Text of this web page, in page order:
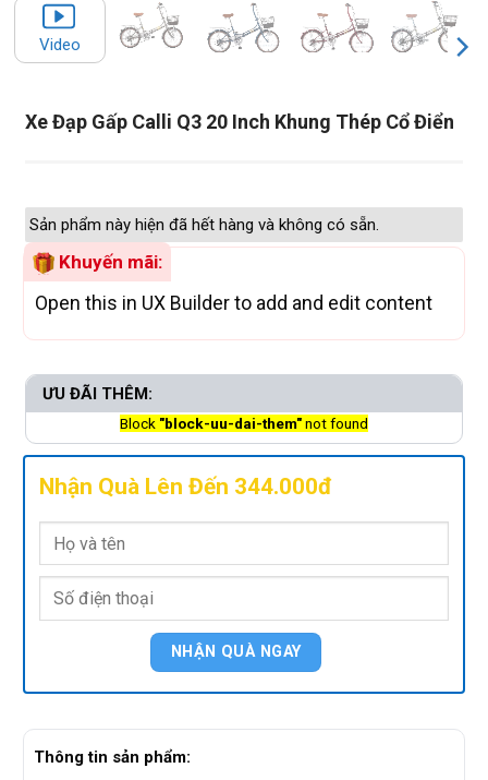
Xe Đạp Gấp Calli Q3 20 Inch Khung Thép Cổ Điển
Video
Sản phẩm này hiện đã hết hàng và không có sẵn.
Khuyến mãi:
Open this in UX Builder to add and edit content
ƯU ĐÃI THÊM:
Block "block-uu-dai-them"not found
Nhận Quà Lên Đến 344.000đ
Thông tin sản phẩm: